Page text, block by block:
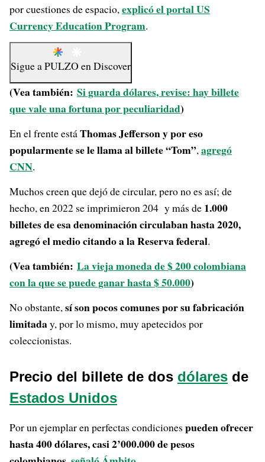
por cuestiones de espacio,explicó el portal US
Currency Education Program.
Sigue aPULZO enDiscover
(Vea también: Si guarda dólares, revise: hay billete
que vale una fortuna por peculiaridad)
En el frente estáThomas Jefferson y por eso
popularmente se le llama al billete “Tom”,agregó
CNN.
Muchos creen que dejó de circular, pero no es así; de
hecho, en 2022 se imprimieron 204 y más de 1.000
billetes de esa denominación circulaban hasta 2020,
agregó el medio citando a la Reserva federal.
(Vea también: La vieja moneda de $ 200 colombiana
con la que se puede ganar hasta $ 50.000)
No obstante,sí son pocos comunes por su fabricación
limitaday, por lo mismo, muy apetecidos por
coleccionistas.
Precio del billete de dos dólares de
Estados Unidos
Por un ejemplar en perfectas condiciones pueden ofrecer
hasta 400 dólares, casi 2’000.000 de pesos